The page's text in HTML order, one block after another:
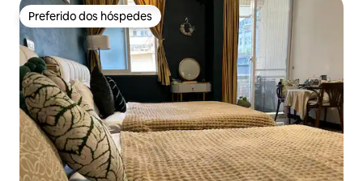
Preferido dos hóspedes
Preferido dos hóspedes